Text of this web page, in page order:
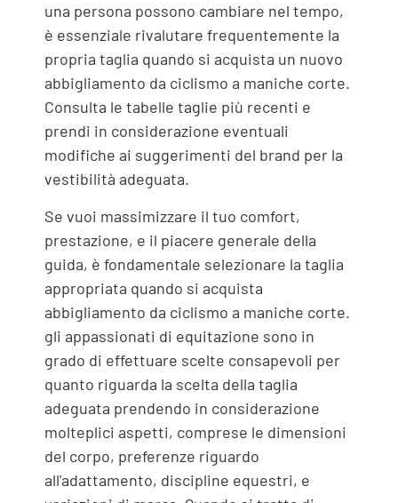
una persona possono cambiare nel tempo,
è essenziale rivalutare frequentemente la
propria taglia quando si acquista un nuovo
abbigliamento da ciclismo a maniche corte.
Consulta le tabelle taglie più recenti e
prendi in considerazione eventuali
modifiche ai suggerimenti del brand per la
vestibilità adeguata.
Se vuoi massimizzare il tuo comfort,
prestazione, e il piacere generale della
guida, è fondamentale selezionare la taglia
appropriata quando si acquista
abbigliamento da ciclismo a maniche corte.
gli appassionati di equitazione sono in
grado di effettuare scelte consapevoli per
quanto riguarda la scelta della taglia
adeguata prendendo in considerazione
molteplici aspetti, comprese le dimensioni
del corpo, preferenze riguardo
all'adattamento, discipline equestri, e